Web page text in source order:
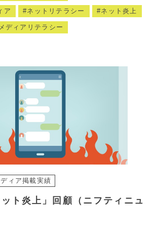
ア ネットリテラシー ネット炎上
メディアリテラシー
ディア掲載実績
ト炎上」回顧（ニフティニュ